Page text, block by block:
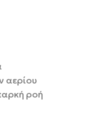
αερίου
ροή